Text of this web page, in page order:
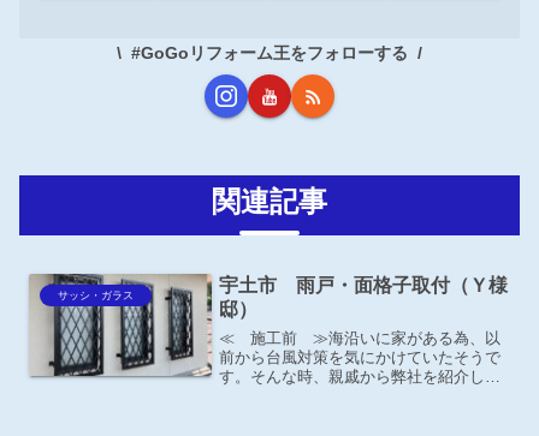
#GoGoリフォーム王をフォローする
関連記事
サッシ・ガラス
宇土市 雨戸・面格子取付（Ｙ様
邸）
≪ 施工前 ≫海沿いに家がある為、以
前から台風対策を気にかけていたそうで
す。そんな時、親戚から弊社を紹介して